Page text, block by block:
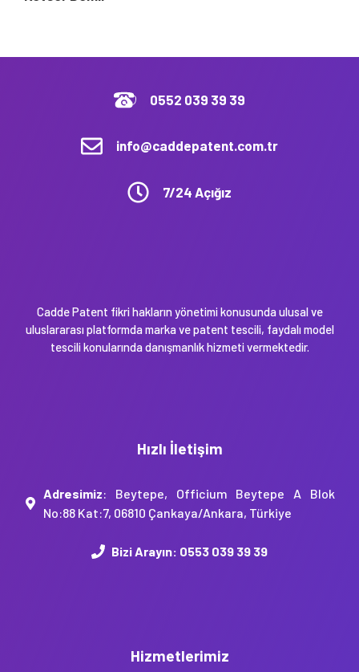
0552 039 39 39
info@caddepatent.com.tr
7/24 Açığız
Cadde Patent fikri hakların yönetimi konusunda ulusal ve
uluslararası platformda marka ve patent tescili, faydalı model
tescili konularında danışmanlık hizmeti vermektedir.
Hızlı İletişim
Adresimiz: Beytepe, Officium Beytepe A Blok
No:88 Kat:7, 06810 Çankaya/Ankara, Türkiye
Bizi Arayın: 0553 039 39 39
Hizmetlerimiz